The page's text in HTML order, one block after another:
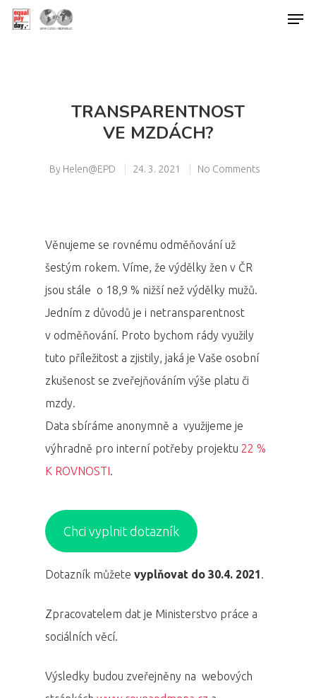
TRANSPARENTNOST
VE MZDÁCH?
By Helen@EPD 24. 3. 2021 No Comments
Věnujeme se rovnému odměňování už
šestým rokem. Víme, že výdělky žen v ČR
jsou stále o 18,9 % nižší než výdělky mužů.
Jedním z důvodů je i netransparentnost
v odměňování. Proto bychom rády využily
tuto příležitost a zjistily, jaká je Vaše osobní
zkušenost se zveřejňováním výše platu či
mzdy.
Data sbíráme anonymně a využijeme je
výhradně pro interní potřeby projektu 22 %
K ROVNOSTI.
Chci vyplnit dotazník
Dotazník můžete vyplňovat do 30.4. 2021.
Zpracovatelem dat je Ministerstvo práce a
sociálních věcí.
Výsledky budou zveřejněny na webových